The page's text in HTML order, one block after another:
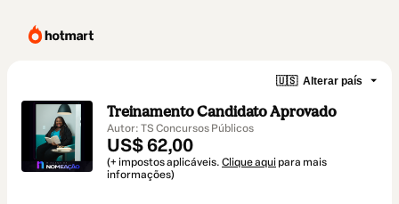
🇺🇸 Alterar país
Treinamento Candidato Aprovado
Autor: TS Concursos Públicos
US$ 62,00
(+ impostos aplicáveis. Clique aqui para mais
informações)